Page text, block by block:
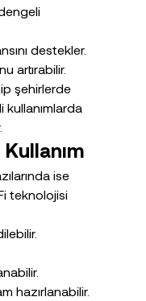
destekler.
artırabilir.
şehirlerde
ise
teknolojisi
hazırlanabilir.